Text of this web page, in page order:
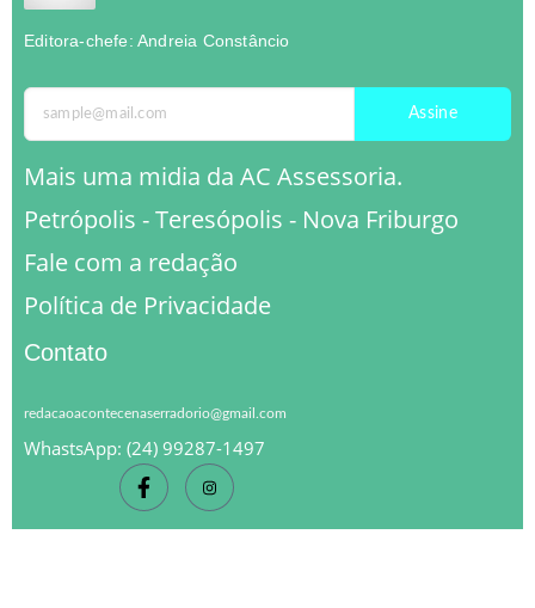
Editora-chefe: Andreia Constâncio
Assine
Mais uma midia da AC Assessoria.
Petrópolis - Teresópolis - Nova Friburgo
Fale com a redação
Política de Privacidade
Contato
redacaoacontecenaserradorio@gmail.com
WhastsApp: (24) 99287-1497